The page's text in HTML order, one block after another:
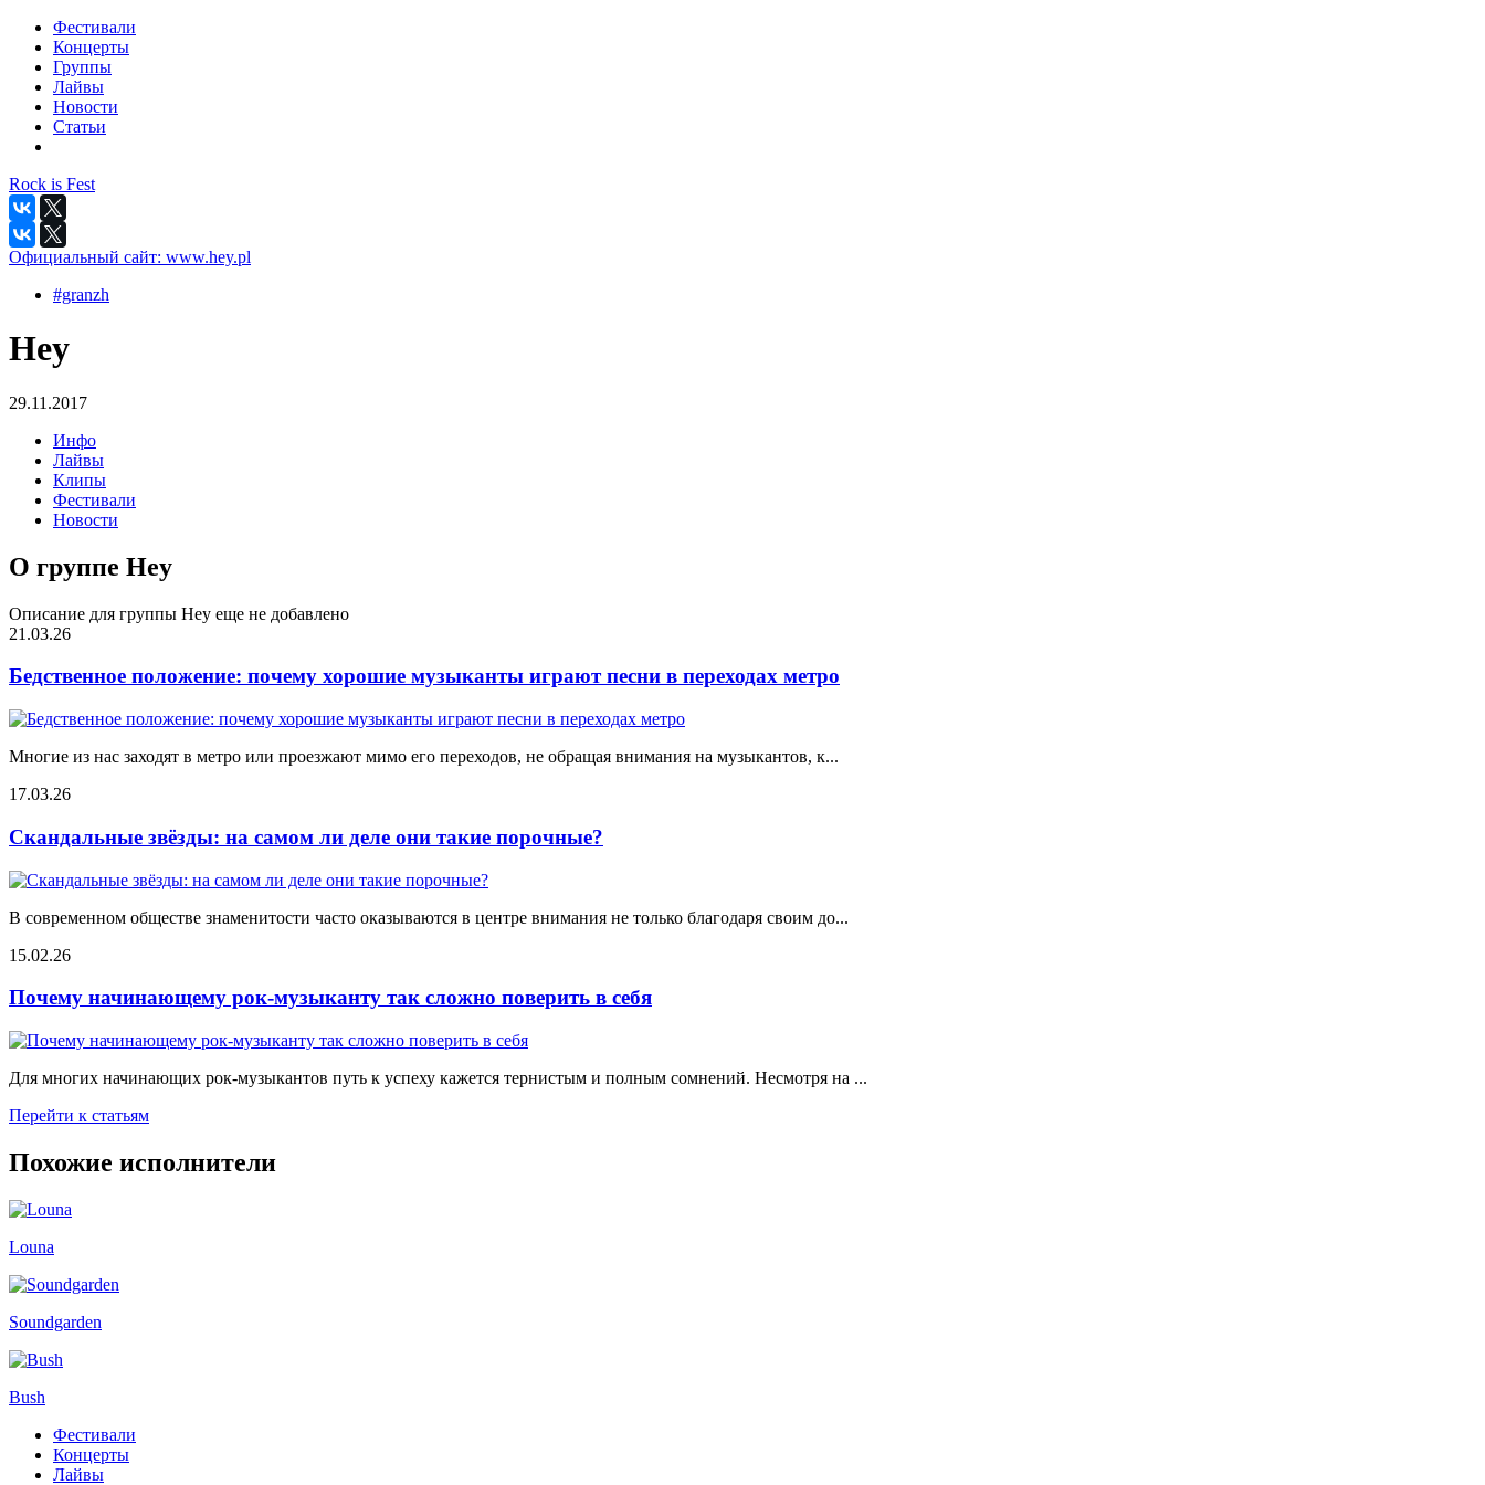
Фестивали
Концерты
Группы
Лайвы
Новости
Статьи
Rock is Fest
Официальный сайт: www.hey.pl
#granzh
Hey
29.11.2017
Инфо
Лайвы
Клипы
Фестивали
Новости
О группе Hey
Описание для группы Hey еще не добавлено
21.03.26
Бедственное положение: почему хорошие музыканты играют песни в переходах метро
Многие из нас заходят в метро или проезжают мимо его переходов, не обращая внимания на музыкантов, к...
17.03.26
Скандальные звёзды: на самом ли деле они такие порочные?
В современном обществе знаменитости часто оказываются в центре внимания не только благодаря своим до...
15.02.26
Почему начинающему рок-музыканту так сложно поверить в себя
Для многих начинающих рок-музыкантов путь к успеху кажется тернистым и полным сомнений. Несмотря на ...
Перейти к статьям
Похожие исполнители
Louna
Soundgarden
Bush
Фестивали
Концерты
Лайвы